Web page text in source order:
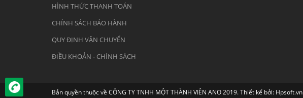
HÌNH THỨC THANH TOÁN
CHÍNH SÁCH BẢO HÀNH
QUY ĐỊNH VẬN CHUYỂN
ĐIỀU KHOẢN - CHÍNH SÁCH
Bản quyền thuộc về CÔNG TY TNHH MỘT THÀNH VIÊN ANO 2019. Thiết kế bởi: Hpsoft.vn